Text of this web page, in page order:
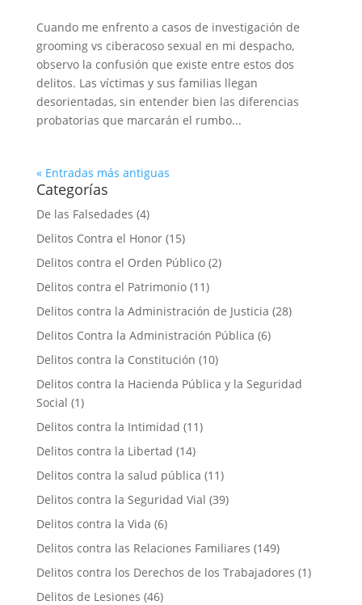
Cuando me enfrento a casos de investigación de
grooming vs ciberacoso sexual en mi despacho,
observo la confusión que existe entre estos dos
delitos. Las víctimas y sus familias llegan
desorientadas, sin entender bien las diferencias
probatorias que marcarán el rumbo...
« Entradas más antiguas
Categorías
De las Falsedades (4)
Delitos Contra el Honor(15)
Delitos contra el Orden Público(2)
Delitos contra el Patrimonio(11)
Delitos contra la Administración de Justicia (28)
Delitos Contra la Administración Pública (6)
Delitos contra la Constitución (10)
Delitos contra la Hacienda Pública y la Seguridad
Social (1)
Delitos contra la Intimidad (11)
Delitos contra la Libertad (14)
Delitos contra la salud pública (11)
Delitos contra la Seguridad Vial (39)
Delitos contra la Vida (6)
Delitos contra las Relaciones Familiares (149)
Delitos contra los Derechos de los Trabajadores (1)
Delitos de Lesiones (46)